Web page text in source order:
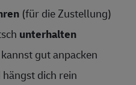
(für die Zustellung)
unterhalten
gut anpacken
hängst dich rein